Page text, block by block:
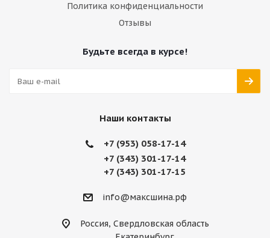
Политика конфиденциальности
Отзывы
Будьте всегда в курсе!
Наши контакты
+7 (953) 058-17-14
+7 (343) 301-17-14
+7 (343) 301-17-15
info@максшина.рф
Россия, Свердловская область